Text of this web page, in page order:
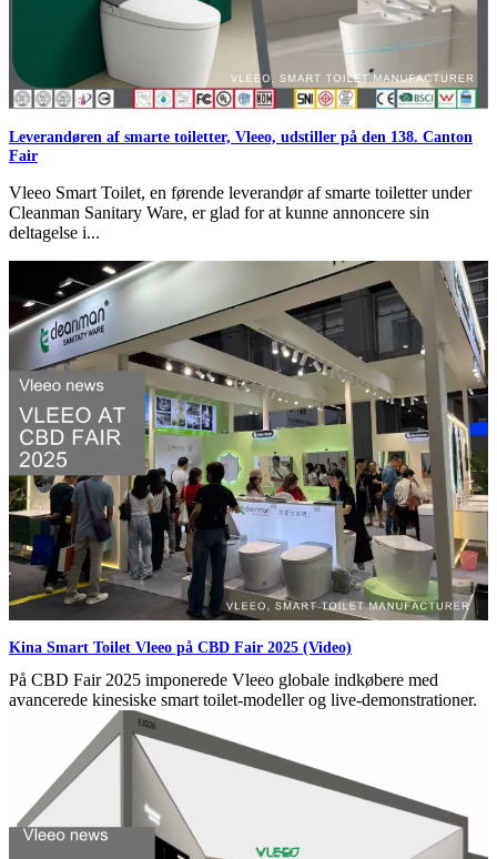
Leverandøren af smarte toiletter, Vleeo, udstiller på den 138. Canton
Fair
Vleeo Smart Toilet, en førende leverandør af smarte toiletter under
Cleanman Sanitary Ware, er glad for at kunne annoncere sin
deltagelse i...
Kina Smart Toilet Vleeo på CBD Fair 2025 (Video)
På CBD Fair 2025 imponerede Vleeo globale indkøbere med
avancerede kinesiske smart toilet-modeller og live-demonstrationer.